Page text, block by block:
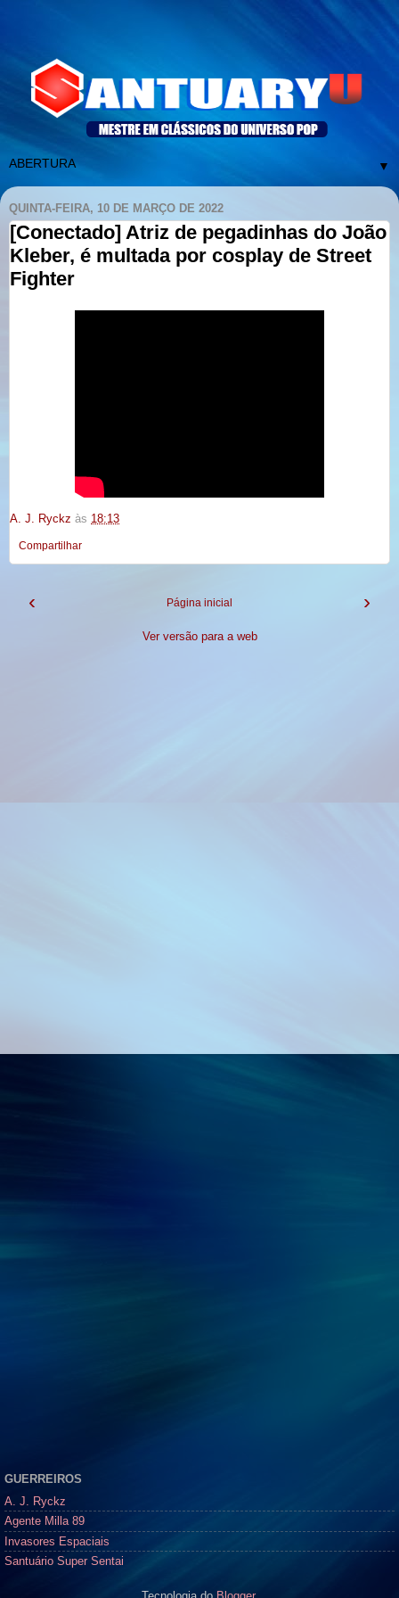
▼
QUINTA-FEIRA, 10 DE MARÇO DE 2022
[Conectado] Atriz de pegadinhas do João
Kleber, é multada por cosplay de Street
Fighter
A. J. Ryckz às 18:13
Compartilhar
‹ ›
Página inicial
Ver versão para a web
GUERREIROS
A. J. Ryckz
Agente Milla 89
Invasores Espaciais
Santuário Super Sentai